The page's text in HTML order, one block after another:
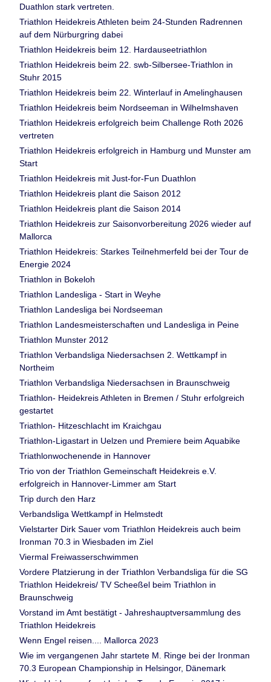
Duathlon stark vertreten.
Triathlon Heidekreis Athleten beim 24-Stunden Radrennen
auf dem Nürburgring dabei
Triathlon Heidekreis beim 12. Hardauseetriathlon
Triathlon Heidekreis beim 22. swb-Silbersee-Triathlon in
Stuhr 2015
Triathlon Heidekreis beim 22. Winterlauf in Amelinghausen
Triathlon Heidekreis beim Nordseeman in Wilhelmshaven
Triathlon Heidekreis erfolgreich beim Challenge Roth 2026
vertreten
Triathlon Heidekreis erfolgreich in Hamburg und Munster am
Start
Triathlon Heidekreis mit Just-for-Fun Duathlon
Triathlon Heidekreis plant die Saison 2012
Triathlon Heidekreis plant die Saison 2014
Triathlon Heidekreis zur Saisonvorbereitung 2026 wieder auf
Mallorca
Triathlon Heidekreis: Starkes Teilnehmerfeld bei der Tour de
Energie 2024
Triathlon in Bokeloh
Triathlon Landesliga - Start in Weyhe
Triathlon Landesliga bei Nordseeman
Triathlon Landesmeisterschaften und Landesliga in Peine
Triathlon Munster 2012
Triathlon Verbandsliga Niedersachsen 2. Wettkampf in
Northeim
Triathlon Verbandsliga Niedersachsen in Braunschweig
Triathlon- Heidekreis Athleten in Bremen / Stuhr erfolgreich
gestartet
Triathlon- Hitzeschlacht im Kraichgau
Triathlon-Ligastart in Uelzen und Premiere beim Aquabike
Triathlonwochenende in Hannover
Trio von der Triathlon Gemeinschaft Heidekreis e.V.
erfolgreich in Hannover-Limmer am Start
Trip durch den Harz
Verbandsliga Wettkampf in Helmstedt
Vielstarter Dirk Sauer vom Triathlon Heidekreis auch beim
Ironman 70.3 in Wiesbaden im Ziel
Viermal Freiwasserschwimmen
Vordere Platzierung in der Triathlon Verbandsliga für die SG
Triathlon Heidekreis/ TV Scheeßel beim Triathlon in
Braunschweig
Vorstand im Amt bestätigt - Jahreshauptversammlung des
Triathlon Heidekreis
Wenn Engel reisen.... Mallorca 2023
Wie im vergangenen Jahr startete M. Ringe bei der Ironman
70.3 European Championship in Helsingor, Dänemark